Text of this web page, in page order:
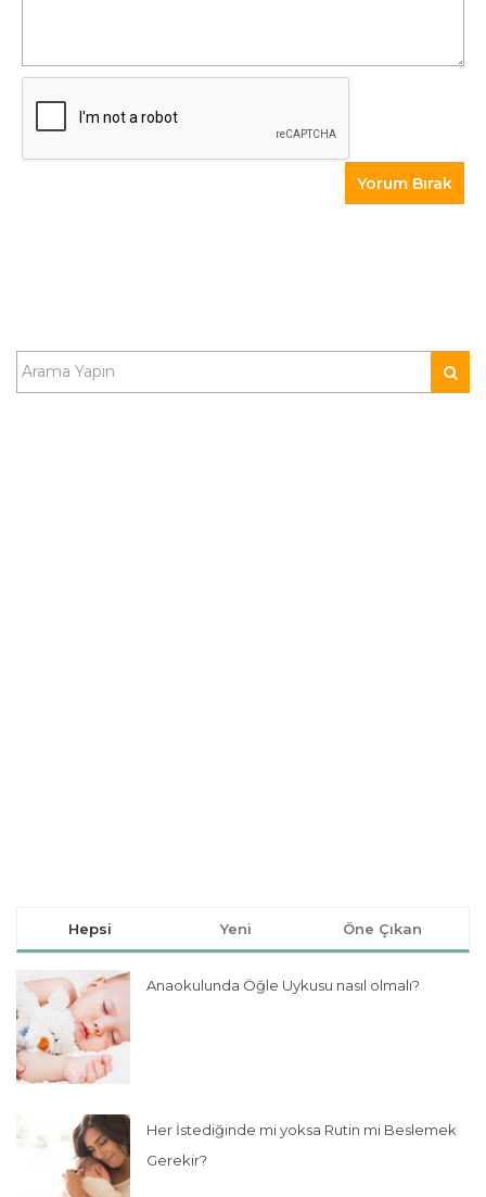
Hepsi Yeni Öne Çıkan
Anaokulunda Öğle Uykusu nasıl olmalı?
Her İstediğinde mi yoksa Rutin mi Beslemek
Gerekir?